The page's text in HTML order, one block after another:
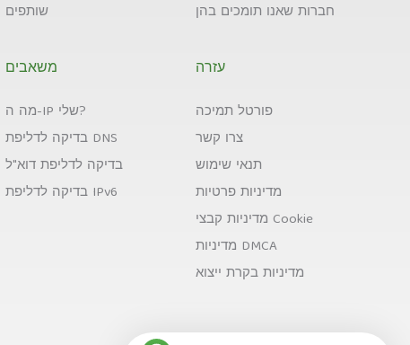
שותפים
משאבים
מה ה-IP שלי?
בדיקה לדליפת DNS
בדיקה לדליפת דוא"ל
בדיקה לדליפת IPv6
חברות שאנו תומכים בהן
עזרה
פורטל תמיכה
צרו קשר
תנאי שימוש
מדיניות פרטיות
מדיניות קבצי Cookie
מדיניות DMCA
מדיניות בקרת ייצוא